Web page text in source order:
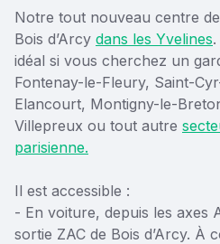
Notre tout nouveau centre
Bois d’Arcy dans les Yvelines
idéal si vous cherchez un
Fontenay-le-Fleury, Saint-
Elancourt, Montigny-le-
Villepreux ou tout autre
parisienne.
Il est accessible :
- En voiture, depuis les axes
sortie ZAC de Bois d’Arcy. À